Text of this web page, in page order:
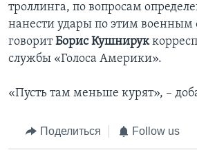
троллинга, по вопросам
нанести удары по этим военным
говоритБорис Кушнирук
службы «Голоса Америки».
«Пусть там меньше курят», –
Поделиться Follow us